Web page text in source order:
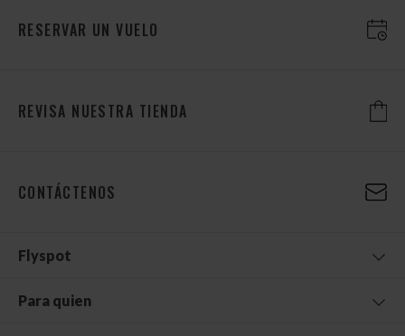
RESERVAR UN VUELO
REVISA NUESTRA TIENDA
CONTÁCTENOS
Flyspot
Para quien